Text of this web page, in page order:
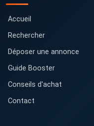
Accueil
Rechercher
Déposer une annonce
Guide Booster
Conseils d'achat
Contact